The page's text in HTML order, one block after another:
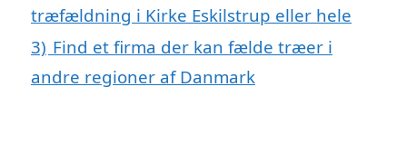
træfældning i Kirke Eskilstrup eller hele
3) Find et firma der kan fælde træer i
andre regioner af Danmark